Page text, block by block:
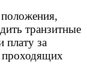
транзитные
плату за
проходящих